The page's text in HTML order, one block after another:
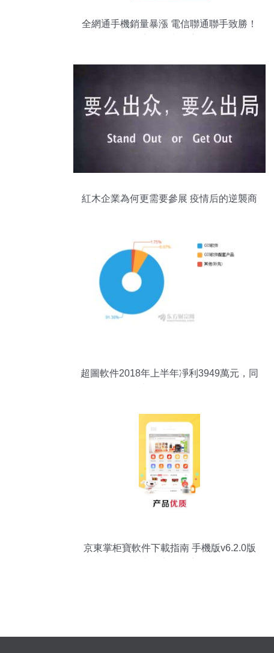
全網通手機銷量暴漲 電信聯通聯手致勝！
紅木企業為何更需要參展 疫情后的逆襲商
超圖軟件2018年上半年凈利3949萬元，同
京東掌柜寶軟件下載指南 手機版v6.2.0版